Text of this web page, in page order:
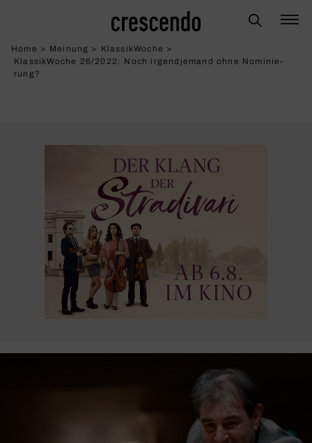
Home > Meinung > KlassikWoche >
KlassikWoche 26/2022: Noch irgend­je­mand ohne Nomi­nie­
rung?